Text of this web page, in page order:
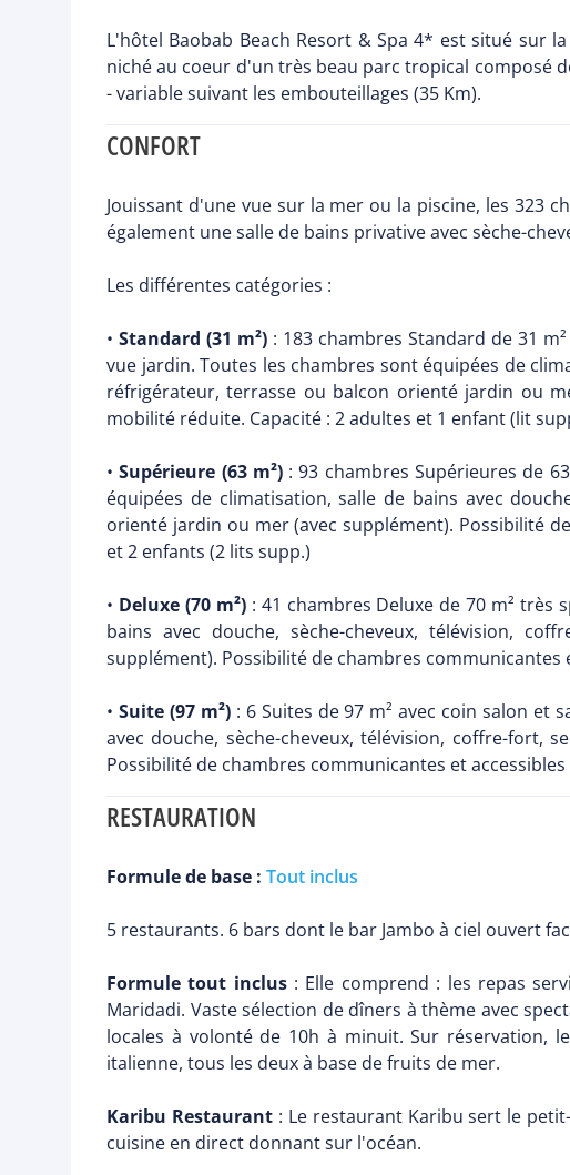
L'hôtel Baobab Beach Resort & Spa 4* est situé sur
niché au coeur d'un très beau parc tropical composé
- variable suivant les embouteillages (35 Km).
CONFORT
Jouissant d'une vue sur la mer ou la piscine, les 323
également une salle de bains privative avec sèche-
Les différentes catégories :
•Standard (31 m²) : 183 chambres Standard de 31
vue jardin. Toutes les chambres sont équipées de
réfrigérateur, terrasse ou balcon orienté jardin ou
mobilité réduite. Capacité : 2 adultes et 1 enfant (lit
•Supérieure (63 m²): 93 chambres Supérieures de
équipées de climatisation, salle de bains avec
orienté jardin ou mer (avec supplément). Possibilité
et 2 enfants (2 lits supp.)
• Deluxe (70 m²): 41 chambres Deluxe de 70 m² très
bains avec douche, sèche-cheveux, télévision,
supplément). Possibilité de chambres
• Suite (97 m²): 6 Suites de 97 m² avec coin salon et
avec douche, sèche-cheveux, télévision, coffre-fort,
Possibilité de chambres communicantes et
RESTAURATION
Formule de base : Tout inclus
5 restaurants. 6 bars dont le bar Jambo à ciel ouvert
Formule tout inclus: Elle comprend : les repas
Maridadi. Vaste sélection de dîners à thème avec
locales à volonté de 10h à minuit. Sur réservation,
italienne, tous les deux à base de fruits de mer.
Karibu Restaurant: Le restaurant Karibu sert le
cuisine en direct donnant sur l'océan.